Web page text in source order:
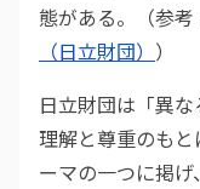
態がある。（参考
（日立財団） ）
日立財団は「異
理解と尊重のも
ーマの一つに掲